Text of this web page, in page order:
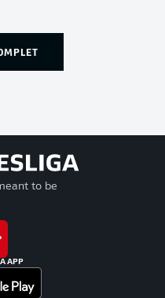
to be
APP